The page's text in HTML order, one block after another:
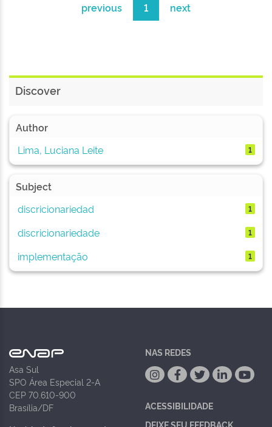
previous 1 next
Discover
Author
Lima, Luciana Leite
1
Subject
discricionariedad
1
discricionariedade 1
implementação 1
Asa Sul
SPO Área Especial 2-A
CEP 70.610-900
Brasília/DF
NAS REDES
ACESSIBILIDADE
DEIXE SEU FEEDBACK